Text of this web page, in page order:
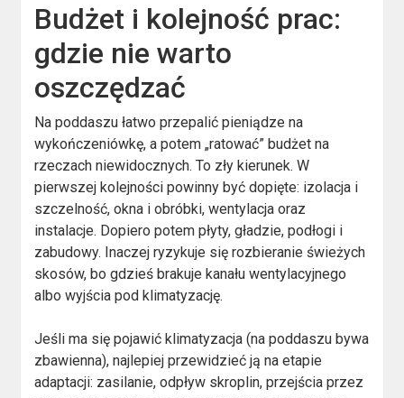
Budżet i kolejność prac:
gdzie nie warto
oszczędzać
Na poddaszu łatwo przepalić pieniądze na
wykończeniówkę, a potem „ratować” budżet na
rzeczach niewidocznych. To zły kierunek. W
pierwszej kolejności powinny być dopięte: izolacja i
szczelność, okna i obróbki, wentylacja oraz
instalacje. Dopiero potem płyty, gładzie, podłogi i
zabudowy. Inaczej ryzykuje się rozbieranie świeżych
skosów, bo gdzieś brakuje kanału wentylacyjnego
albo wyjścia pod klimatyzację.
Jeśli ma się pojawić klimatyzacja (na poddaszu bywa
zbawienna), najlepiej przewidzieć ją na etapie
adaptacji: zasilanie, odpływ skroplin, przejścia przez